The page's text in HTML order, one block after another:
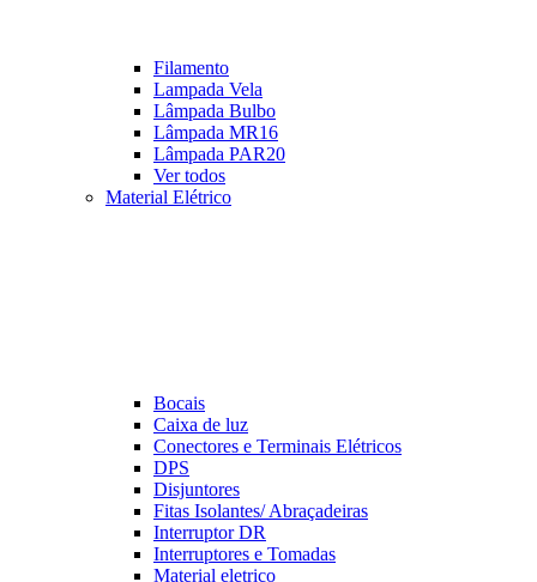
Filamento
Lampada Vela
Lâmpada Bulbo
Lâmpada MR16
Lâmpada PAR20
Ver todos
Material Elétrico
Bocais
Caixa de luz
Conectores e Terminais Elétricos
DPS
Disjuntores
Fitas Isolantes/ Abraçadeiras
Interruptor DR
Interruptores e Tomadas
Material eletrico